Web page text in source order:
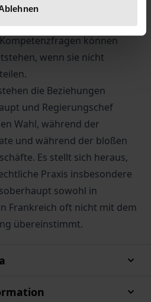
Organe, die zum
jeweilige Arbeit ausführen
können
wenn sie nicht
die Beziehungen
und Regierungschef
Wahl, während der
und während der bloßen
Es stellt sich heraus,
Praxis insbesondere
sowohl in
Frankreich oft nicht mit dem
übereinstimmt.